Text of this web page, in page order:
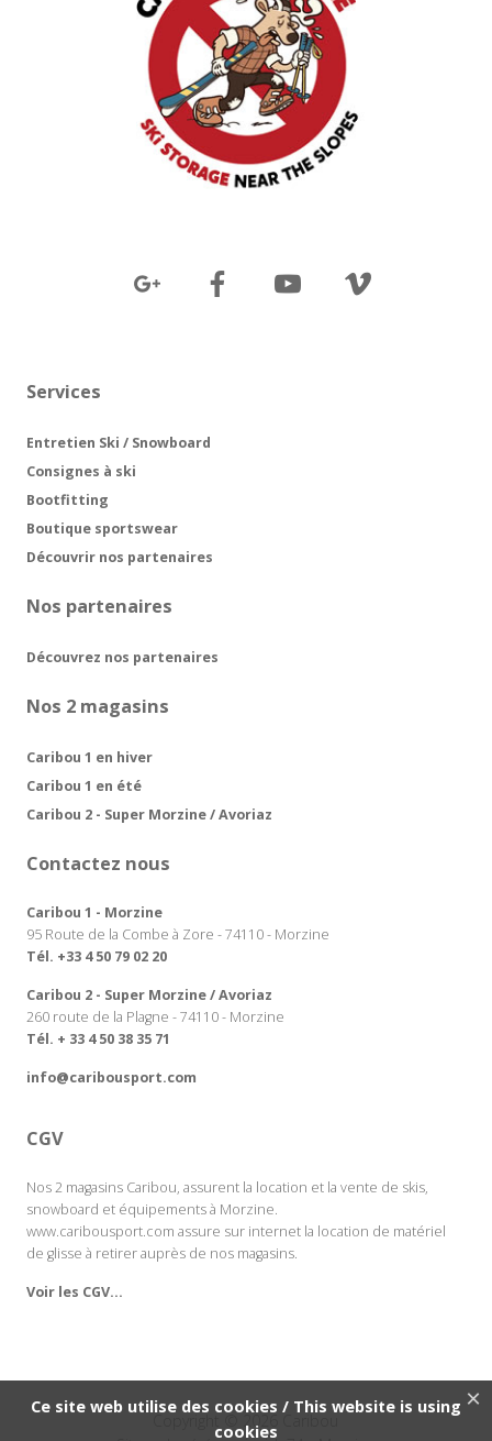
Ce site web utilise des cookies / This website is using
cookies
×
Services
Entretien Ski / Snowboard
Consignes à ski
Bootfitting
Boutique sportswear
Découvrir nos partenaires
Nos partenaires
Découvrez nos partenaires
Nos 2 magasins
Caribou 1 en hiver
Caribou 1 en été
Caribou 2 - Super Morzine / Avoriaz
Contactez nous
Caribou 1 - Morzine
95 Route de la Combe à Zore - 74110 - Morzine
Tél. +33 4 50 79 02 20
Caribou 2 - Super Morzine / Avoriaz
260 route de la Plagne - 74110 - Morzine
Tél. + 33 4 50 38 35 71
info@caribousport.com
CGV
Nos 2 magasins Caribou, assurent la location et la vente de skis,
snowboard et équipements à Morzine.
www.caribousport.com assure sur internet la location de matériel
de glisse à retirer auprès de nos magasins.
Voir les CGV...
Copyright © 2026 Caribou